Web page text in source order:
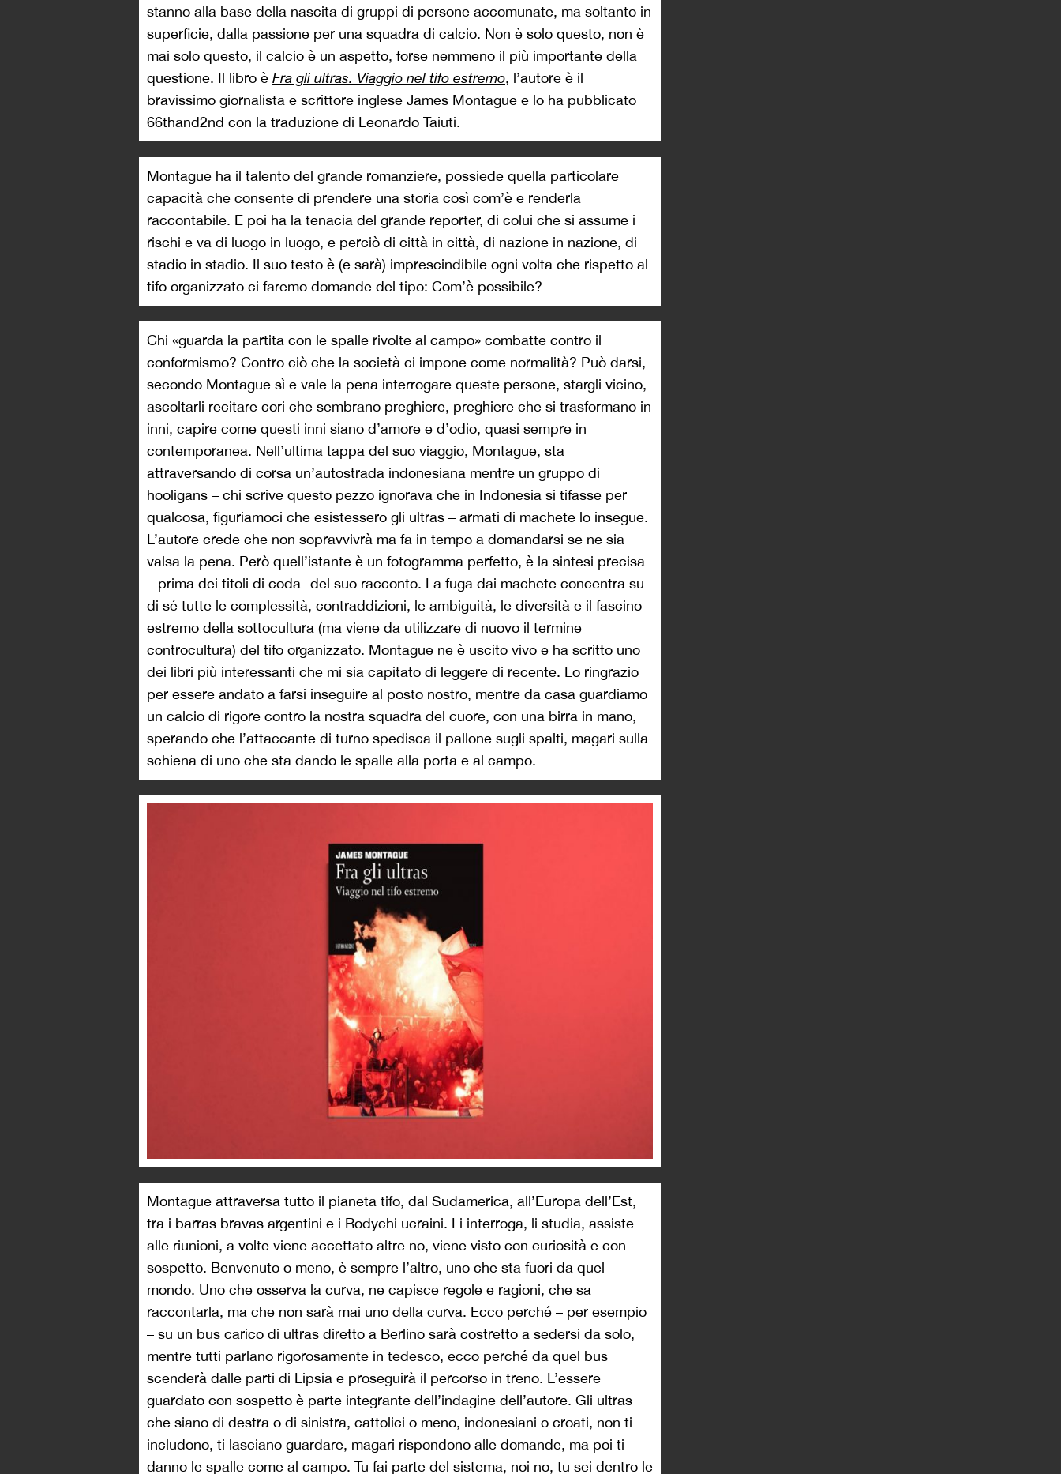
stanno alla base della nascita di gruppi di persone accomunate, ma soltanto in
superficie, dalla passione per una squadra di calcio. Non è solo questo, non è
mai solo questo, il calcio è un aspetto, forse nemmeno il più importante della
questione. Il libro è Fra gli ultras. Viaggio nel tifo estremo, l’autore è il
bravissimo giornalista e scrittore inglese James Montague e lo ha pubblicato
66thand2nd con la traduzione di Leonardo Taiuti.
Montague ha il talento del grande romanziere, possiede quella particolare
capacità che consente di prendere una storia così com’è e renderla
raccontabile. E poi ha la tenacia del grande reporter, di colui che si assume i
rischi e va di luogo in luogo, e perciò di città in città, di nazione in nazione, di
stadio in stadio. Il suo testo è (e sarà) imprescindibile ogni volta che rispetto al
tifo organizzato ci faremo domande del tipo: Com’è possibile?
Chi «guarda la partita con le spalle rivolte al campo» combatte contro il
conformismo? Contro ciò che la società ci impone come normalità? Può darsi,
secondo Montague sì e vale la pena interrogare queste persone, stargli vicino,
ascoltarli recitare cori che sembrano preghiere, preghiere che si trasformano in
inni, capire come questi inni siano d’amore e d’odio, quasi sempre in
contemporanea. Nell’ultima tappa del suo viaggio, Montague, sta
attraversando di corsa un’autostrada indonesiana mentre un gruppo di
hooligans – chi scrive questo pezzo ignorava che in Indonesia si tifasse per
qualcosa, figuriamoci che esistessero gli ultras – armati di machete lo insegue.
L’autore crede che non sopravvivrà ma fa in tempo a domandarsi se ne sia
valsa la pena. Però quell’istante è un fotogramma perfetto, è la sintesi precisa
– prima dei titoli di coda -del suo racconto. La fuga dai machete concentra su
di sé tutte le complessità, contraddizioni, le ambiguità, le diversità e il fascino
estremo della sottocultura (ma viene da utilizzare di nuovo il termine
controcultura) del tifo organizzato. Montague ne è uscito vivo e ha scritto uno
dei libri più interessanti che mi sia capitato di leggere di recente. Lo ringrazio
per essere andato a farsi inseguire al posto nostro, mentre da casa guardiamo
un calcio di rigore contro la nostra squadra del cuore, con una birra in mano,
sperando che l’attaccante di turno spedisca il pallone sugli spalti, magari sulla
schiena di uno che sta dando le spalle alla porta e al campo.
Montague attraversa tutto il pianeta tifo, dal Sudamerica, all’Europa dell’Est,
tra i barras bravas argentini e i Rodychi ucraini. Li interroga, li studia, assiste
alle riunioni, a volte viene accettato altre no, viene visto con curiosità e con
sospetto. Benvenuto o meno, è sempre l’altro, uno che sta fuori da quel
mondo. Uno che osserva la curva, ne capisce regole e ragioni, che sa
raccontarla, ma che non sarà mai uno della curva. Ecco perché – per esempio
– su un bus carico di ultras diretto a Berlino sarà costretto a sedersi da solo,
mentre tutti parlano rigorosamente in tedesco, ecco perché da quel bus
scenderà dalle parti di Lipsia e proseguirà il percorso in treno. L’essere
guardato con sospetto è parte integrante dell’indagine dell’autore. Gli ultras
che siano di destra o di sinistra, cattolici o meno, indonesiani o croati, non ti
includono, ti lasciano guardare, magari rispondono alle domande, ma poi ti
danno le spalle come al campo. Tu fai parte del sistema, noi no, tu sei dentro le